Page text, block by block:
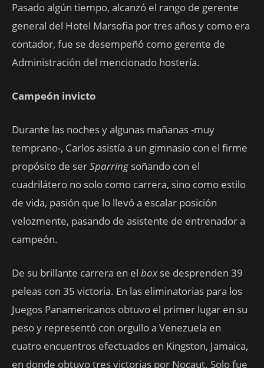
Pasado algún tiempo, alcanzó el rango de gerente
general del Hotel Marsofia por tres años y como era
contador, fue se desempeñó como gerente de
Administración del mencionado hostería.
Campeón invicto
Durante las noches y algunas mañanas -muy
temprano-, Carlos asistía a un gimnasio con el firme
propósito de serSparring soñando con el
cuadrilátero no solo como carrera, sino como estilo
de vida, pasión que lo llevó a escalar posición
velozmente, pasando de asistente de entrenador a
campeón.
De su brillante carrera en el boxse desprenden 39
peleas con 35 victoria. En las eliminatorias para los
Juegos Panamericanos obtuvo el primer lugar en su
peso y representó con orgullo a Venezuela en
cuatro encuentros efectuados en Kingston, Jamaica,
en donde obtuvo tres victorias por Nocaut. Solo fue